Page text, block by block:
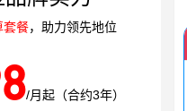
套餐，助力领先地位
/月起（合约3年）